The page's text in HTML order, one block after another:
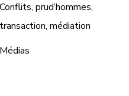
Conflits, prud’hommes,
transaction, médiation
Médias